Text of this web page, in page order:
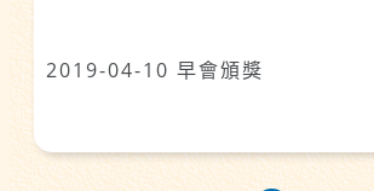
2019-04-10 早會頒獎